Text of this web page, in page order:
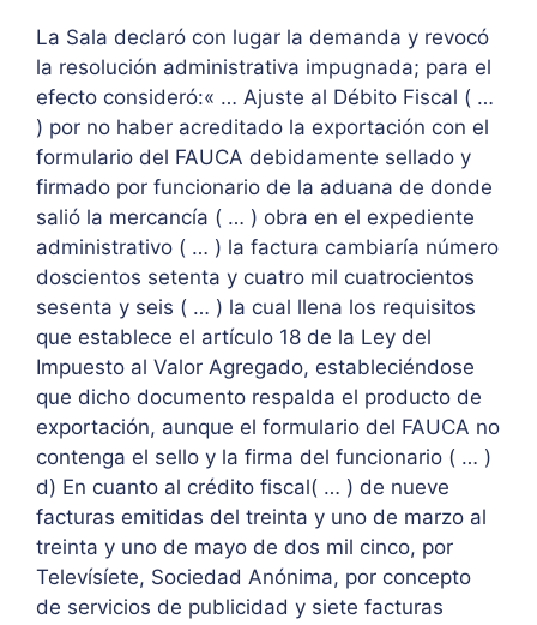
La Sala declaró con lugar la demanda y revocó
la resolución administrativa impugnada; para el
efecto consideró:« … Ajuste al Débito Fiscal ( …
) por no haber acreditado la exportación con el
formulario del FAUCA debidamente sellado y
firmado por funcionario de la aduana de donde
salió la mercancía ( … ) obra en el expediente
administrativo ( … ) la factura cambiaría número
doscientos setenta y cuatro mil cuatrocientos
sesenta y seis ( … ) la cual llena los requisitos
que establece el artículo 18 de la Ley del
Impuesto al Valor Agregado, estableciéndose
que dicho documento respalda el producto de
exportación, aunque el formulario del FAUCA no
contenga el sello y la firma del funcionario ( … )
d) En cuanto al crédito fiscal( … ) de nueve
facturas emitidas del treinta y uno de marzo al
treinta y uno de mayo de dos mil cinco, por
Televísíete, Sociedad Anónima, por concepto
de servicios de publicidad y siete facturas